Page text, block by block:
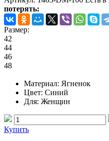
потерять:
Размер:
42
44
46
48
Материал: Ягненок
Цвет: Синий
Для: Женщин
Купить